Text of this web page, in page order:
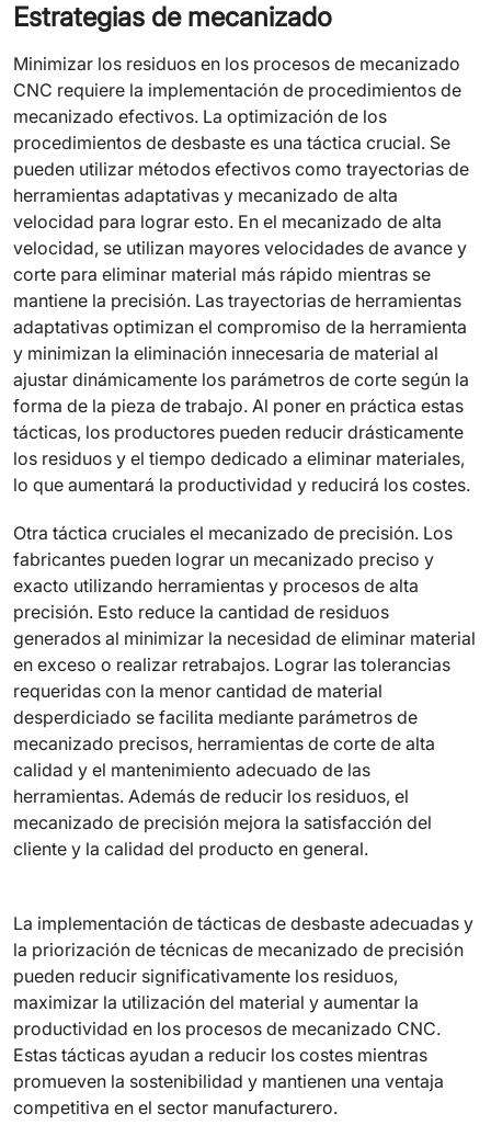
Estrategias de mecanizado
Minimizar los residuos en los procesos de mecanizado
CNC requiere la implementación de procedimientos de
mecanizado efectivos. La optimización de los
procedimientos de desbaste es una táctica crucial. Se
pueden utilizar métodos efectivos como trayectorias de
herramientas adaptativas y mecanizado de alta
velocidad para lograr esto. En el mecanizado de alta
velocidad, se utilizan mayores velocidades de avance y
corte para eliminar material más rápido mientras se
mantiene la precisión. Las trayectorias de herramientas
adaptativas optimizan el compromiso de la herramienta
y minimizan la eliminación innecesaria de material al
ajustar dinámicamente los parámetros de corte según la
forma de la pieza de trabajo. Al poner en práctica estas
tácticas, los productores pueden reducir drásticamente
los residuos y el tiempo dedicado a eliminar materiales,
lo que aumentará la productividad y reducirá los costes.
Otra táctica cruciales el mecanizado de precisión. Los
fabricantes pueden lograr un mecanizado preciso y
exacto utilizando herramientas y procesos de alta
precisión. Esto reduce la cantidad de residuos
generados al minimizar la necesidad de eliminar material
en exceso o realizar retrabajos. Lograr las tolerancias
requeridas con la menor cantidad de material
desperdiciado se facilita mediante parámetros de
mecanizado precisos, herramientas de corte de alta
calidad y el mantenimiento adecuado de las
herramientas. Además de reducir los residuos, el
mecanizado de precisión mejora la satisfacción del
cliente y la calidad del producto en general.
La implementación de tácticas de desbaste adecuadas y
la priorización de técnicas de mecanizado de precisión
pueden reducir significativamente los residuos,
maximizar la utilización del material y aumentar la
productividad en los procesos de mecanizado CNC.
Estas tácticas ayudan a reducir los costes mientras
promueven la sostenibilidad y mantienen una ventaja
competitiva en el sector manufacturero.